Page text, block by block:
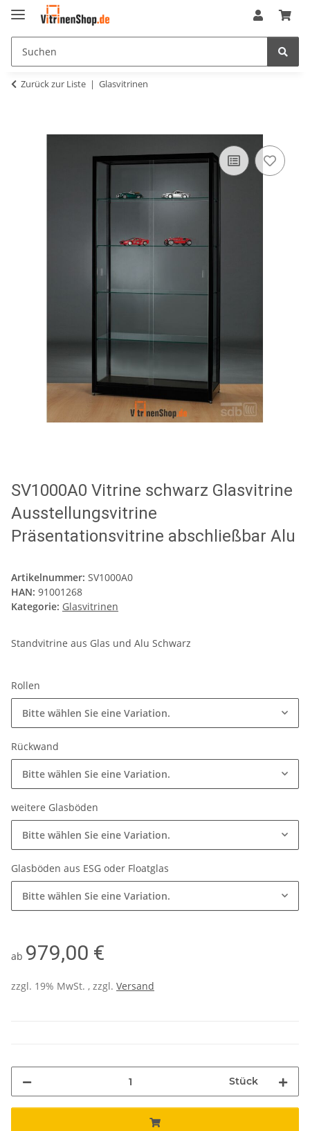
Zurück zur Liste Glasvitrinen
SV1000A0 Vitrine schwarz Glasvitrine
Ausstellungsvitrine
Präsentationsvitrine abschließbar Alu
Artikelnummer: SV1000A0
HAN: 91001268
Kategorie: Glasvitrinen
Standvitrine aus Glas und Alu Schwarz
Rollen
Bitte wählen Sie eine Variation.
Rückwand
Bitte wählen Sie eine Variation.
weitere Glasböden
Bitte wählen Sie eine Variation.
Glasböden aus ESG oder Floatglas
Bitte wählen Sie eine Variation.
ab 979,00 €
zzgl. 19% MwSt. , zzgl. Versand
Stück